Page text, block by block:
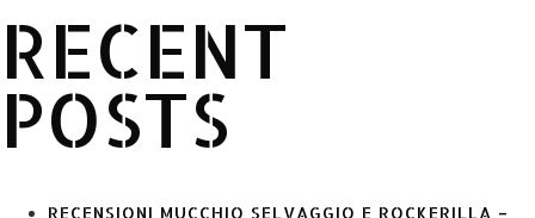
RECENT
POSTS
RECENSIONI MUCCHIO SELVAGGIO E ROCKERILLA –